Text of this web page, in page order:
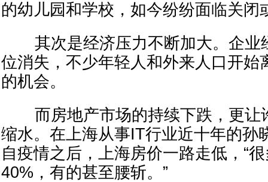
的幼儿园和学校，如今纷纷面临关闭
其次是经济压力不断加大。企业
位消失，不少年轻人和外来人口开始
的机会。
而房地产市场的持续下跌，更让
缩水。在上海从事IT行业近十年的孙
自疫情之后，上海房价一路走低，“
40%，有的甚至腰斩。”